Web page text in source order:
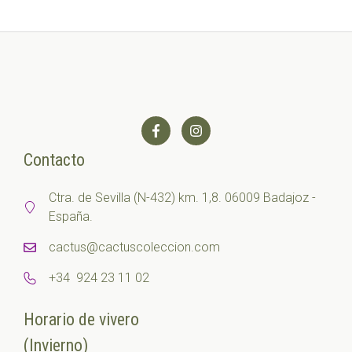
Contacto
Ctra. de Sevilla (N-432) km. 1,8. 06009 Badajoz -
España.
cactus@cactuscoleccion.com
+34 924 23 11 02
Horario de vivero
(Invierno)